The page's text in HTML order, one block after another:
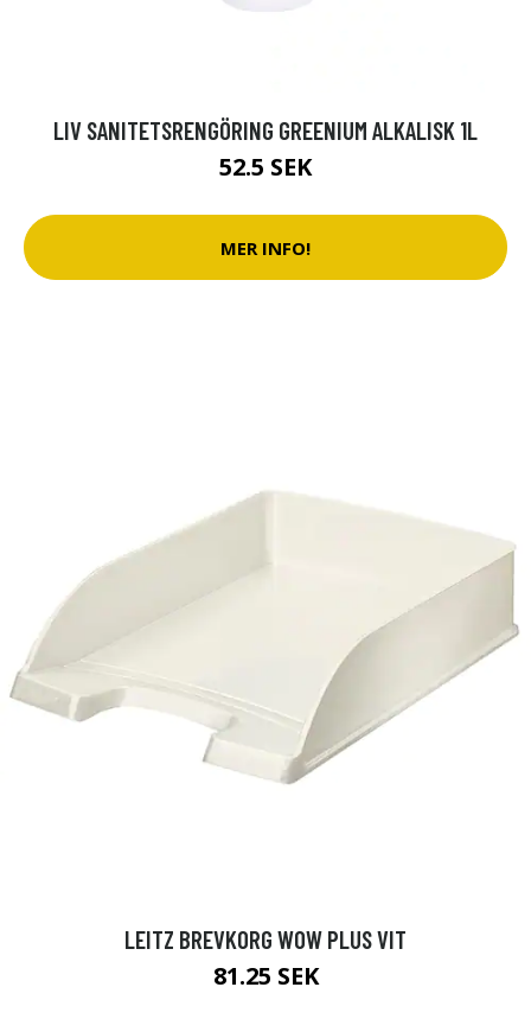
LIV SANITETSRENGÖRING GREENIUM ALKALISK 1L
52.5 SEK
MER INFO!
LEITZ BREVKORG WOW PLUS VIT
81.25 SEK